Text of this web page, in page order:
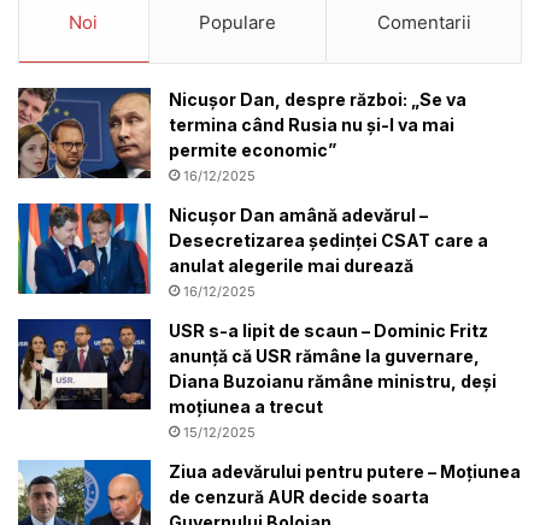
Noi Populare Comentarii
Nicușor Dan, despre război: „Se va
termina când Rusia nu și-l va mai
permite economic”
16/12/2025
Nicușor Dan amână adevărul –
Desecretizarea ședinței CSAT care a
anulat alegerile mai durează
16/12/2025
USR s-a lipit de scaun – Dominic Fritz
anunță că USR rămâne la guvernare,
Diana Buzoianu rămâne ministru, deși
moțiunea a trecut
15/12/2025
Ziua adevărului pentru putere – Moțiunea
de cenzură AUR decide soarta